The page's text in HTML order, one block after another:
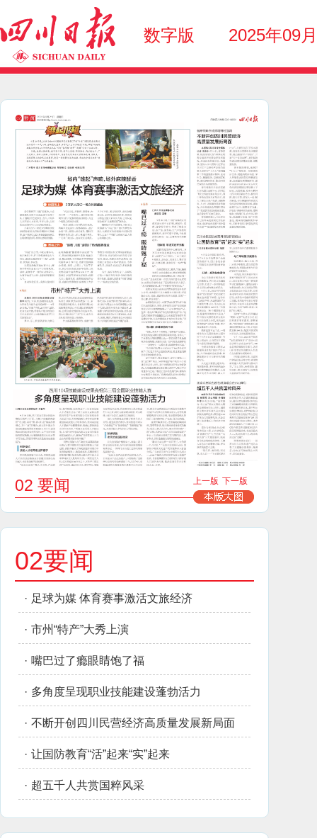
数字版 2025年09
02 要闻 上一版 下一版
02要闻
· 足球为媒 体育赛事激活文旅经济
· 市州“特产”大秀上演
· 嘴巴过了瘾眼睛饱了福
· 多角度呈现职业技能建设蓬勃活力
· 不断开创四川民营经济高质量发展新局面
· 让国防教育“活”起来“实”起来
· 超五千人共赏国粹风采